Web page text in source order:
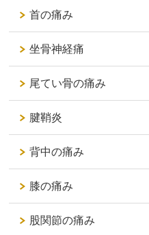
首の痛み
坐骨神経痛
尾てい骨の痛み
腱鞘炎
背中の痛み
膝の痛み
股関節の痛み